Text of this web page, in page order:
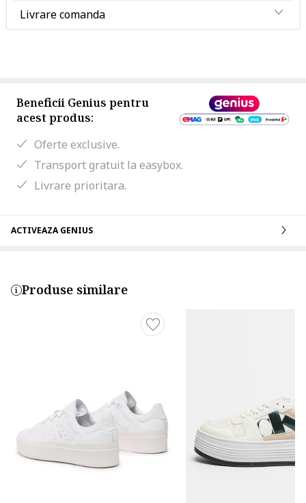
Livrare comanda
Beneficii Genius pentru
acest produs:
Oferte exclusive.
Transport gratuit la easybox.
Livrare prioritara.
ACTIVEAZA GENIUS
Produse similare